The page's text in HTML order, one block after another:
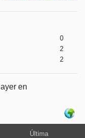
0
2
2
en
Última